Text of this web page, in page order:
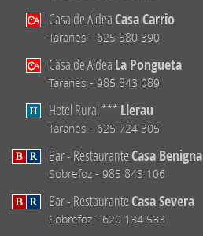
Casa de AldeaCasa Carrio
Taranes - 625 580 390
Casa de Aldea La Pongueta
Taranes - 985 843 089
Hotel Rural *** Llerau
Taranes - 625 724 305
Bar - RestauranteCasa Benigna
Sobrefoz - 985 843 106
Bar - RestauranteCasa Severa
Sobrefoz - 620 134 533